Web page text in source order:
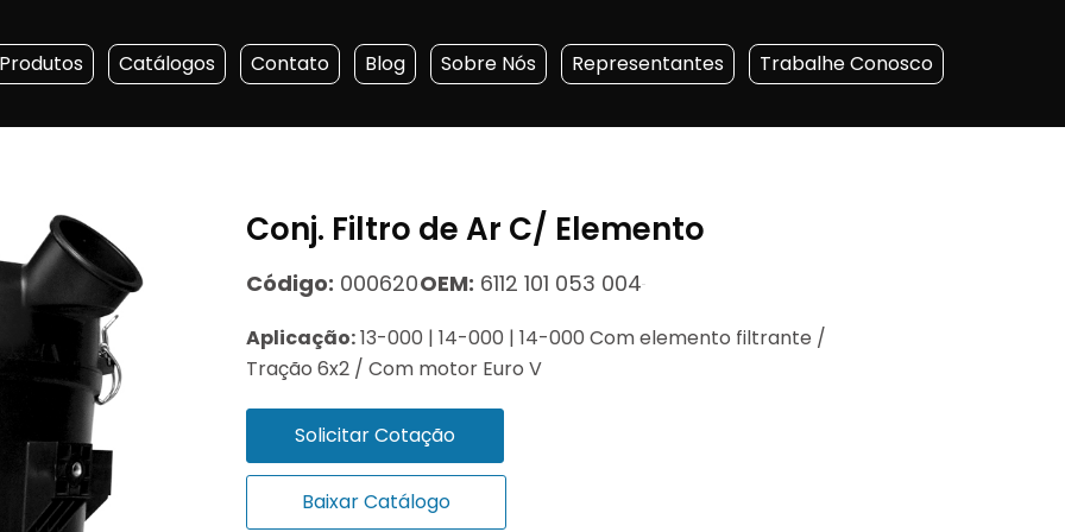
Produtos Catálogos Contato Blog Sobre Nós Representantes Trabalhe Conosco
Conj. Filtro de Ar C/ Elemento
Código: 000620OEM: 6112 101 053 004
Aplicação:13-000 | 14-000 | 14-000 Com elemento filtrante /
Tração 6x2 / Com motor Euro V
Solicitar Cotação
Baixar Catálogo